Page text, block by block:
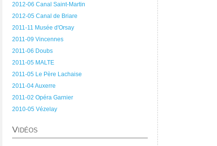
2012-06 Canal Saint-Martin
2012-05 Canal de Briare
2011-11 Musée d'Orsay
2011-09 Vincennes
2011-06 Doubs
2011-05 MALTE
2011-05 Le Père Lachaise
2011-04 Auxerre
2011-02 Opéra Garnier
2010-05 Vézelay
Vidéos